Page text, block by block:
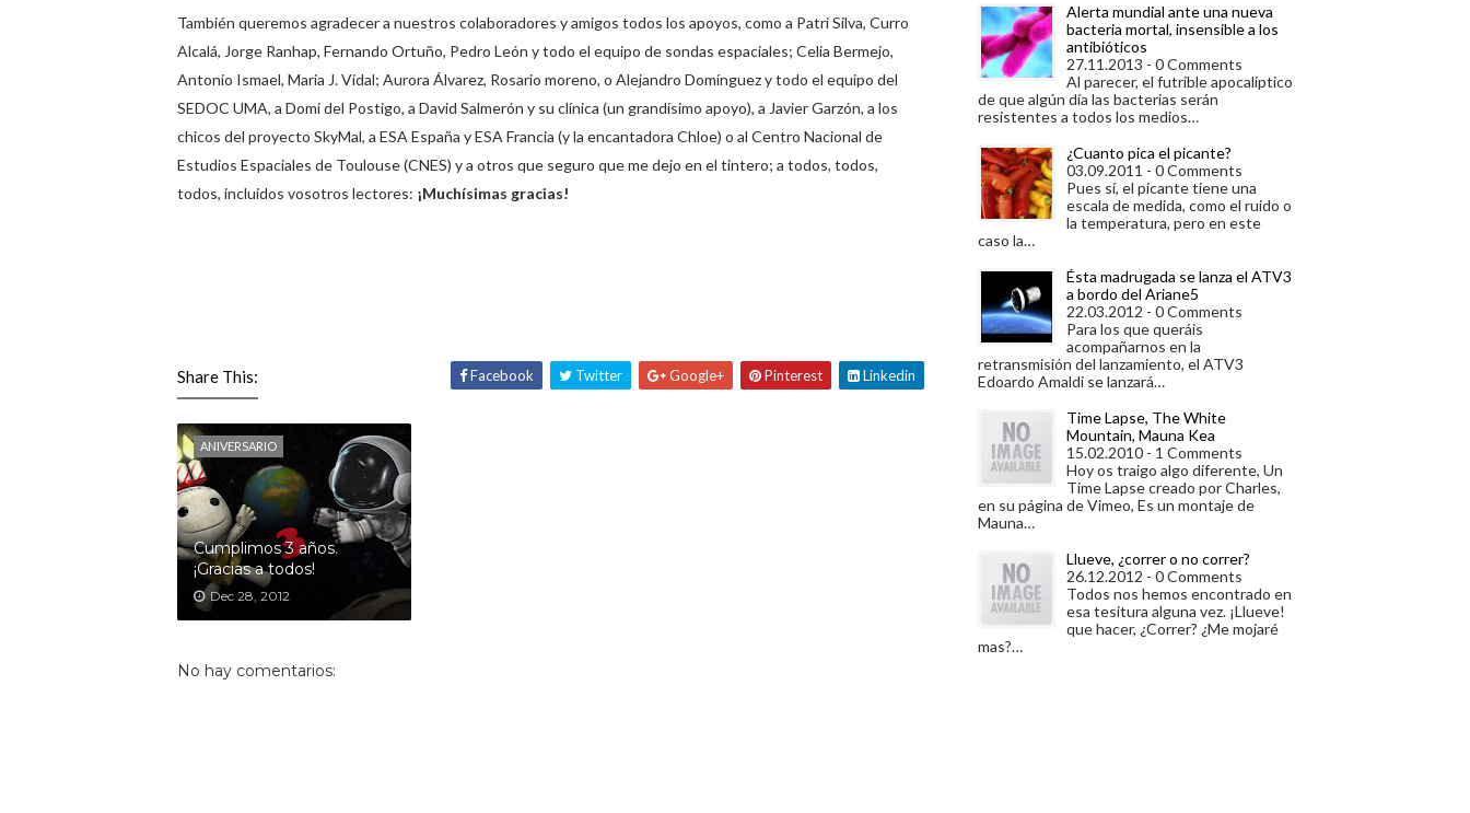
También queremos agradecer a nuestros colaboradores y amigos todos los apoyos, como a Patri Silva, Curro
Alcalá, Jorge Ranhap, Fernando Ortuño, Pedro León y todo el equipo de sondas espaciales; Celia Bermejo,
Antonio Ismael, Maria J. Vidal; Aurora Álvarez, Rosario moreno, o Alejandro Domínguez y todo el equipo del
SEDOC UMA, a Domi del Postigo, a David Salmerón y su clínica (un grandísimo apoyo), a Javier Garzón, a los
chicos del proyecto SkyMal, a ESA España y ESA Francia (y la encantadora Chloe) o al Centro Nacional de
Estudios Espaciales de Toulouse (CNES) y a otros que seguro que me dejo en el tintero; a todos, todos,
todos, incluidos vosotros lectores: ¡Muchísimas gracias!
Share This: Facebook Twitter Google+ Pinterest Linkedin
ANIVERSARIO
Cumplimos 3 años.
¡Gracias a todos!
Dec 28, 2012
No hay comentarios:
Alerta mundial ante una nueva
bacteria mortal, insensible a los
antibióticos
27.11.2013 - 0 Comments
Al parecer, el futrible apocalíptico
de que algún día las bacterias serán
resistentes a todos los medios…
¿Cuanto pica el picante?
03.09.2011 - 0 Comments
Pues sí, el picante tiene una
escala de medida, como el ruido o
la temperatura, pero en este
caso la…
Ésta madrugada se lanza el ATV3
a bordo del Ariane5
22.03.2012 - 0 Comments
Para los que queráis
acompañarnos en la
retransmisión del lanzamiento, el ATV3
Edoardo Amaldi se lanzará…
Time Lapse, The White
Mountain, Mauna Kea
15.02.2010 - 1 Comments
Hoy os traigo algo diferente, Un
Time Lapse creado por Charles,
en su página de Vimeo, Es un montaje de
Mauna…
Llueve, ¿correr o no correr?
26.12.2012 - 0 Comments
Todos nos hemos encontrado en
esa tesitura alguna vez. ¡Llueve!
que hacer, ¿Correr? ¿Me mojaré
mas?…